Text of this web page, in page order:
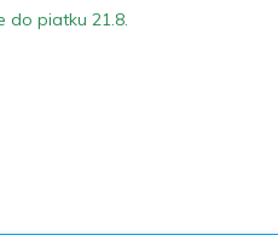
do piatku 21.8.